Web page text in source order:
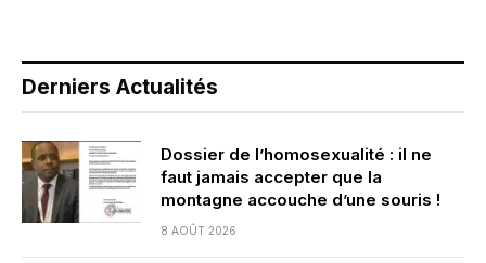
Derniers Actualités
Dossier de l’homosexualité : il ne
faut jamais accepter que la
montagne accouche d’une souris !
8 AOÛT 2026